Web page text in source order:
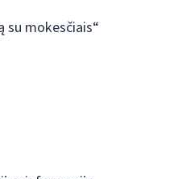
su mokesčiais“